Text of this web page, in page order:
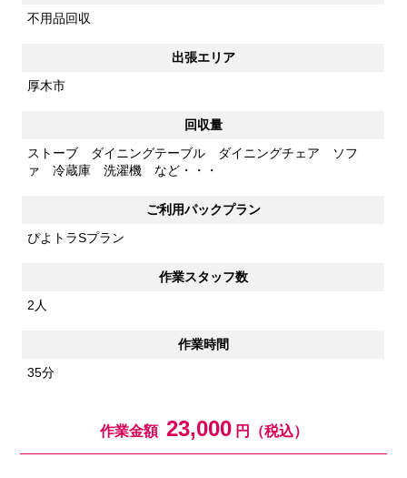
不用品回収
出張エリア
厚木市
回収量
ストーブ ダイニングテーブル ダイニングチェア ソフ
ァ 冷蔵庫 洗濯機 など・・・
ご利用パックプラン
ぴよトラSプラン
作業スタッフ数
2人
作業時間
35分
作業金額 23,000円（税込）